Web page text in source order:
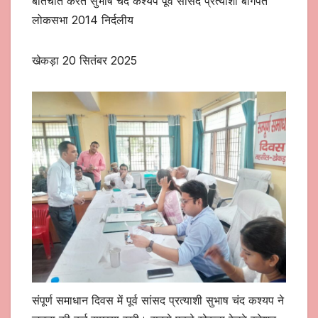
लोकसभा 2014 निर्दलीय
खेकड़ा 20 सितंबर 2025
संपूर्ण समाधान दिवस में पूर्व सांसद प्रत्याशी सुभाष चंद कश्यप ने